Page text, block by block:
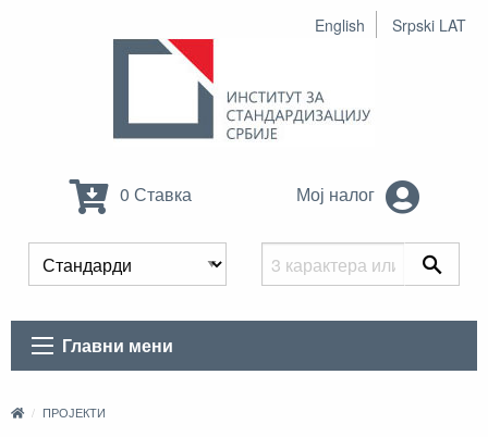
English Srpski LAT
0 Ставка Мој налог
Главни мени
ПРОЈЕКТИ